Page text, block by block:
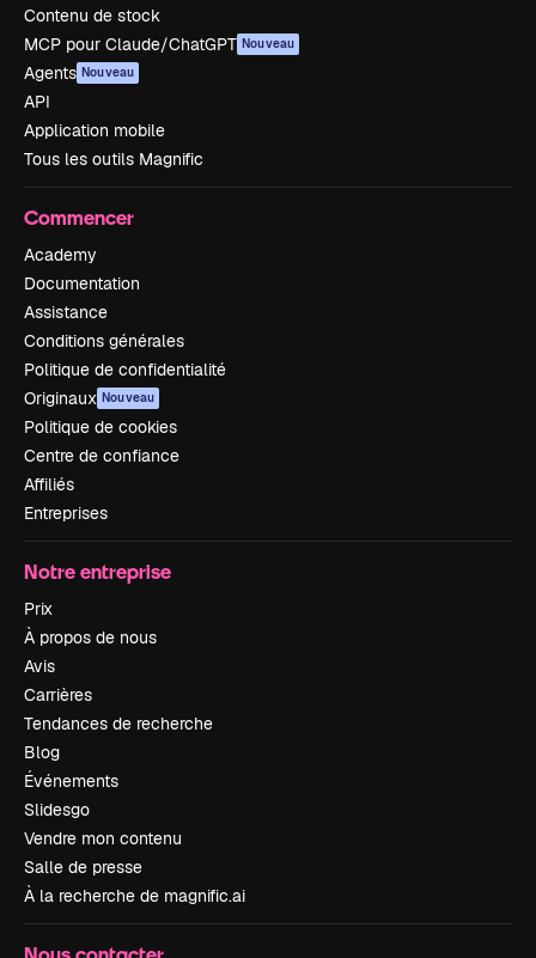
Contenu de stock
MCP pour Claude/ChatGPT Nouveau
Agents Nouveau
API
Application mobile
Tous les outils Magnific
Commencer
Academy
Documentation
Assistance
Conditions générales
Politique de confidentialité
Originaux Nouveau
Politique de cookies
Centre de confiance
Affiliés
Entreprises
Notre entreprise
Prix
À propos de nous
Avis
Carrières
Tendances de recherche
Blog
Événements
Slidesgo
Vendre mon contenu
Salle de presse
À la recherche de magnific.ai